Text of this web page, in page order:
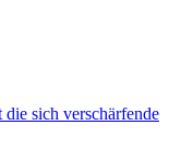
sich verschärfende